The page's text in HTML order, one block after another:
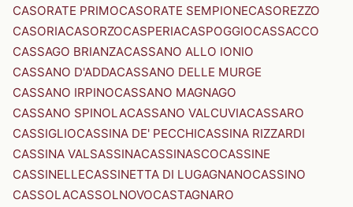
CASORATE PRIMOCASORATE SEMPIONECASOREZZO
CASORIACASORZOCASPERIACASPOGGIOCASSACCO
CASSAGO BRIANZACASSANO ALLO IONIO
CASSANO D'ADDACASSANO DELLE MURGE
CASSANO IRPINOCASSANO MAGNAGO
CASSANO SPINOLACASSANO VALCUVIACASSARO
CASSIGLIOCASSINA DE' PECCHICASSINA RIZZARDI
CASSINA VALSASSINACASSINASCOCASSINE
CASSINELLECASSINETTA DI LUGAGNANOCASSINO
CASSOLACASSOLNOVOCASTAGNARO